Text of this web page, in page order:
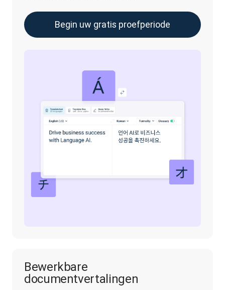
Begin uw gratis proefperiode
Bewerkbare
documentvertalingen